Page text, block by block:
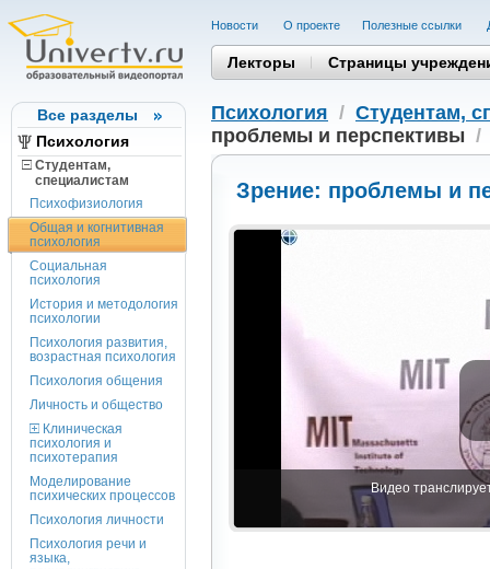
Все разделы
Психология
Студентам,
cпециалистам
Психофизиология
Общая и когнитивная
психология
Социальная
психология
История и методология
психологии
Психология развития,
возрастная психология
Психология общения
Личность и общество
Клиническая
психология и
психотерапия
Моделирование
психических процессов
Психология личности
Психология речи и
языка,
Новости О проекте Полезные cсылки
Лекторы Страницы
Психология / Студентам,
проблемы и перспективы /
Зрение: проблемы и
Видео